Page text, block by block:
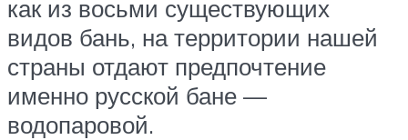
как из восьми существующих
видов бань, на территории нашей
страны отдают предпочтение
именно русской бане —
водопаровой.